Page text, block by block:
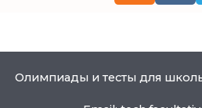
Олимпиады и тесты для